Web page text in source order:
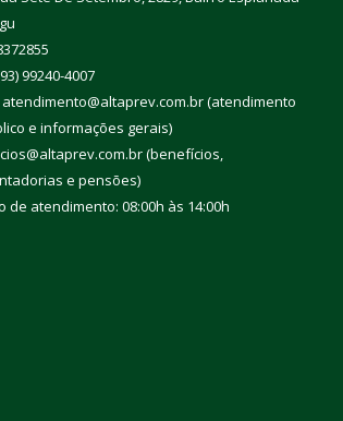
99240-4007
atendimento@altaprev.com.br (atendimento
e informações gerais)
(benefícios,
e pensões)
de atendimento: 08:00h às 14:00h